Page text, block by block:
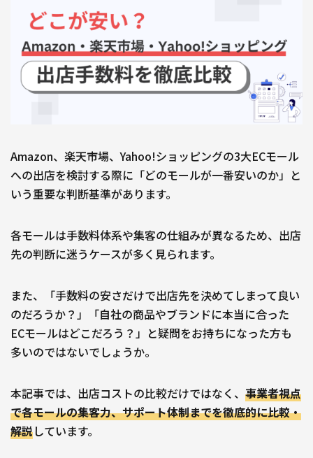
自社サイト立ち上げ・制作
会社紹介
会社概要
メンバー
採用情報
Jagooを知る
お問い合わせ
Amazon、楽天市場、Yahoo!ショッピングの3大ECモール
への出店を検討する際に「どのモールが一番安いのか」と
いう重要な判断基準があります。
各モールは手数料体系や集客の仕組みが異なるため、出店
先の判断に迷うケースが多く見られます。
また、「手数料の安さだけで出店先を決めてしまって良い
のだろうか？」「自社の商品やブランドに本当に合った
ECモールはどこだろう？」と疑問をお持ちになった方も
多いのではないでしょうか。
本記事では、出店コストの比較だけではなく、 事業者視点
で各モールの集客力、サポート体制までを徹底的に比較・
解説しています。